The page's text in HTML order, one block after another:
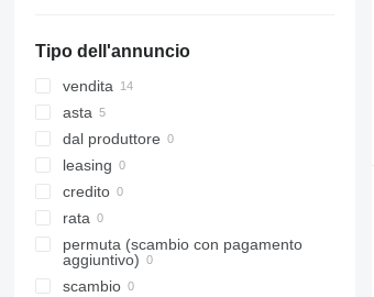
Handzame
Hasselt
Mostra tutti
Tipo dell'annuncio
vendita
asta
dal produttore
leasing
credito
rata
permuta (scambio con pagamento
aggiuntivo)
scambio